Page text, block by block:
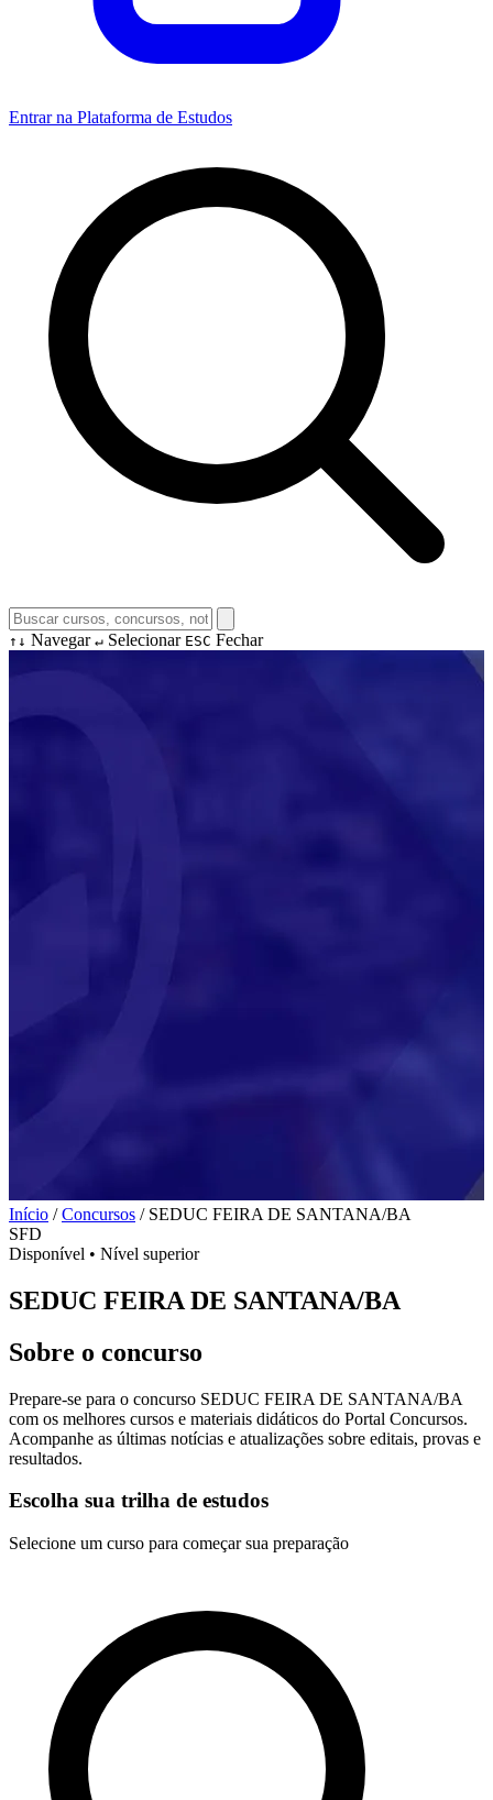
Entrar na Plataforma de Estudos
↑↓ Navegar ↵ Selecionar ESC Fechar
Início / Concursos / SEDUC FEIRA DE SANTANA/BA
SFD
Disponível • Nível superior
SEDUC FEIRA DE SANTANA/BA
Sobre o concurso
Prepare-se para o concurso SEDUC FEIRA DE SANTANA/BA
com os melhores cursos e materiais didáticos do Portal Concursos.
Acompanhe as últimas notícias e atualizações sobre editais, provas e
resultados.
Escolha sua trilha de estudos
Selecione um curso para começar sua preparação